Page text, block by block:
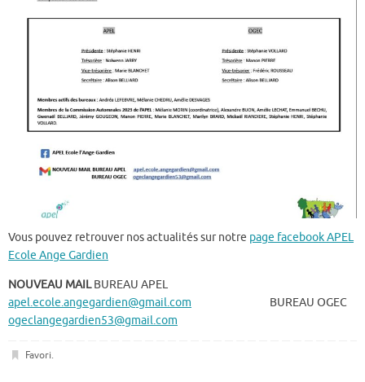
Vous pouvez retrouver nos actualités sur notre page facebook APEL
Ecole Ange Gardien
NOUVEAU MAILBUREAU APEL
apel.ecole.angegardien@gmail.com BUREAU OGEC
ogeclangegardien53@gmail.com
Favori.